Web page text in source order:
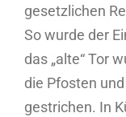
gesetzlichen
So wurde der
das „alte“ Tor
die Pfosten
gestrichen. In